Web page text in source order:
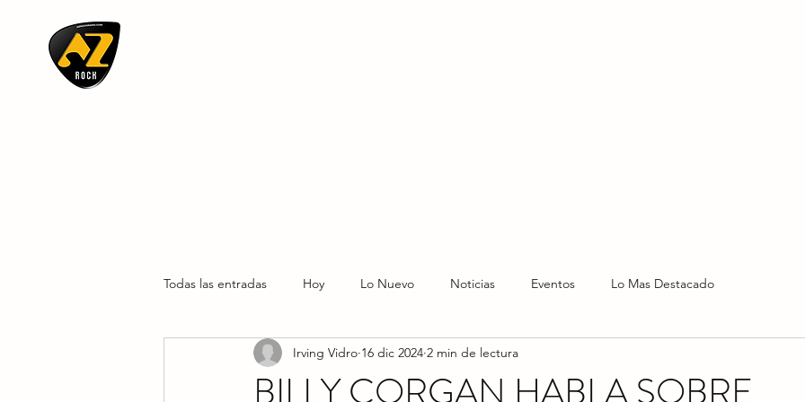
Todas las entradas Hoy Lo Nuevo Noticias Eventos Lo Mas Destacado
BILLY CORGAN HABLA SOBRE
Irving Vidro 16 dic 2024 2 min de lectura